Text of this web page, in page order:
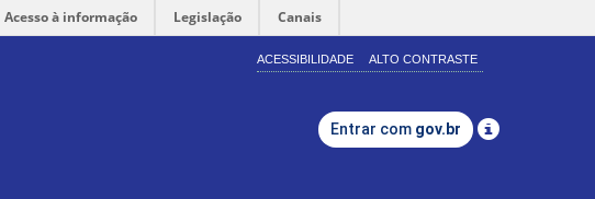
Acesso à informação Legislação Canais
ACESSIBILIDADE ALTO CONTRASTE
Entrar com gov.br